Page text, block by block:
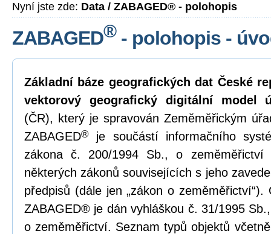
Nyní jste zde: Data / ZABAGED® - polohopis
ZABAGED®- polohopis -
Základní báze geografických dat České
vektorový geografický digitální model
(ČR), který je spravován Zeměměřickým
ZABAGED® je součástí informačního
zákona č. 200/1994 Sb., o
některých zákonů souvisejících s jeho
předpisů (dále jen „zákon o
ZABAGED® je dán vyhláškou č. 31/1995
o zeměměřictví. Seznam typů objektů